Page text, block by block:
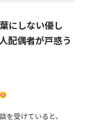
にしない優し
配偶者が戸惑う
を受けていると、